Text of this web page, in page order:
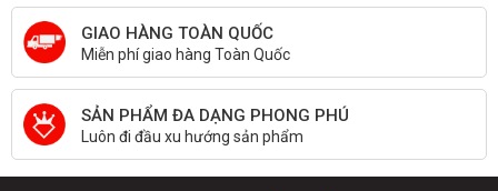
GIAO HÀNG TOÀN QUỐC
Miễn phí giao hàng Toàn Quốc
SẢN PHẨM ĐA DẠNG PHONG PHÚ
Luôn đi đầu xu hướng sản phẩm